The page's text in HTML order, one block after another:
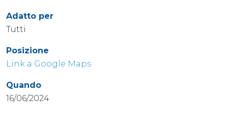
Adatto per
Tutti
Posizione
Link a Google Maps
Quando
16/06/2024